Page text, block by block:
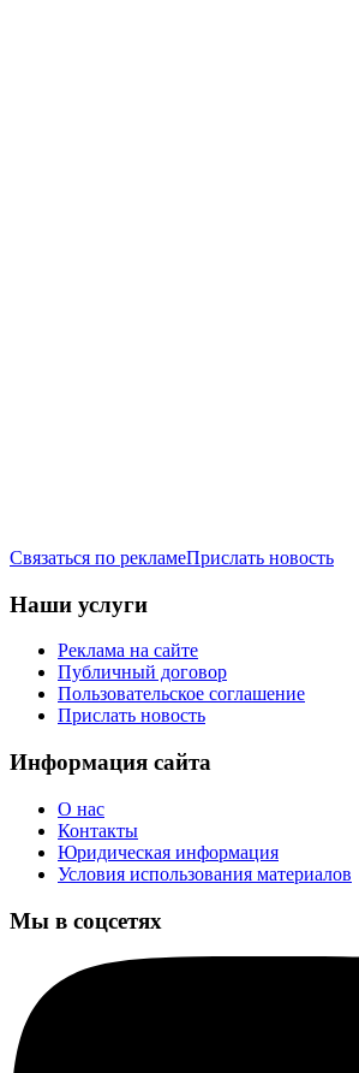
Связаться по рекламеПрислать новость
Наши услуги
Реклама на сайте
Публичный договор
Пользовательское соглашение
Прислать новость
Информация сайта
О нас
Контакты
Юридическая информация
Условия использования материалов
Мы в соцсетях